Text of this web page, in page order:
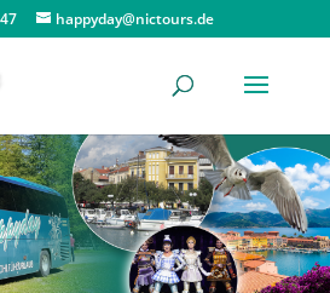
happyday@nictours.de